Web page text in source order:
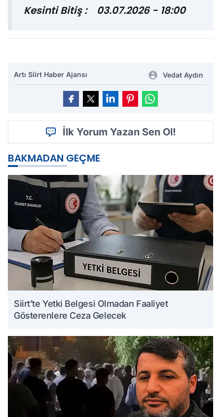
Kesinti Bitiş : 03.07.2026 - 18:00
Artı Siirt Haber Ajansı Vedat Aydın
İlk Yorum Yazan Sen Ol!
BAKMADAN GEÇME
Siirt’te Yetki Belgesi Olmadan Faaliyet
Gösterenlere Ceza Gelecek